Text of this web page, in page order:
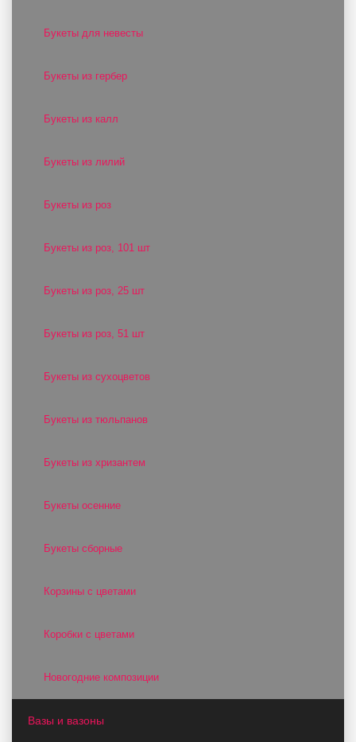
Букеты для невесты
Букеты из гербер
Букеты из калл
Букеты из лилий
Букеты из роз
Букеты из роз, 101 шт
Букеты из роз, 25 шт
Букеты из роз, 51 шт
Букеты из сухоцветов
Букеты из тюльпанов
Букеты из хризантем
Букеты осенние
Букеты сборные
Корзины с цветами
Коробки с цветами
Новогодние композиции
Вазы и вазоны